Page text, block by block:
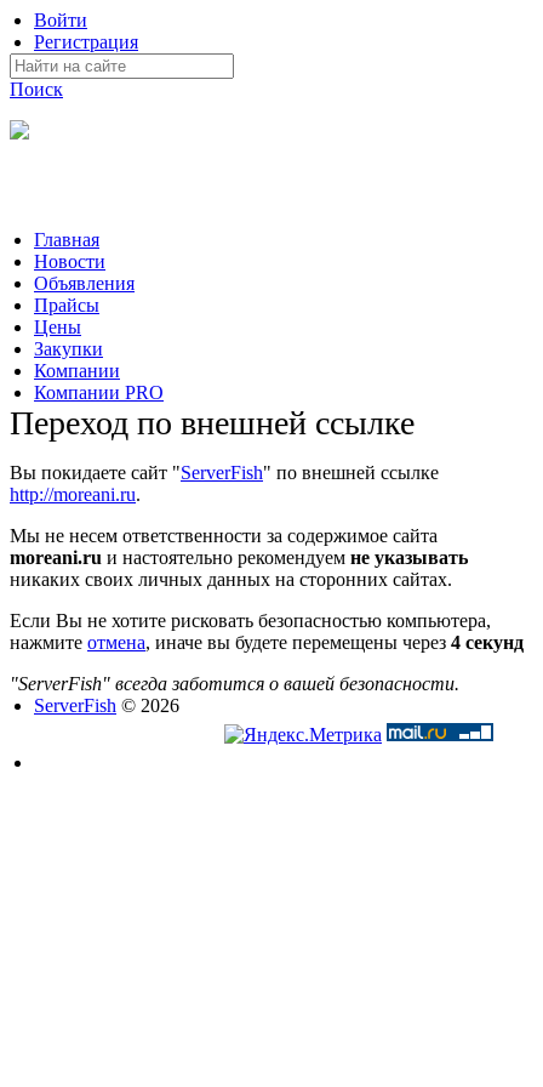
Войти
Регистрация
Поиск
Главная
Новости
Объявления
Прайсы
Цены
Закупки
Компании
Компании PRO
Переход по внешней ссылке
Вы покидаете сайт "ServerFish" по внешней ссылке
http://moreani.ru.
Мы не несем ответственности за содержимое сайта
moreani.ru и настоятельно рекомендуем не указывать
никаких своих личных данных на сторонних сайтах.
Если Вы не хотите рисковать безопасностью компьютера,
нажмите отмена, иначе вы будете перемещены через 4 секунд
"ServerFish" всегда заботится о вашей безопасности.
ServerFish © 2026